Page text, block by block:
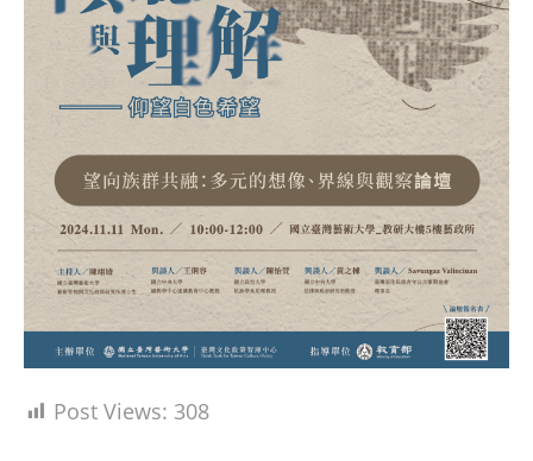
Post Views: 308